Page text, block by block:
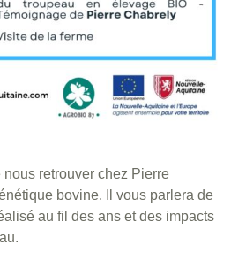
retrouver chez Pierre
bovine. Il vous parlera de
au fil des ans et des impacts